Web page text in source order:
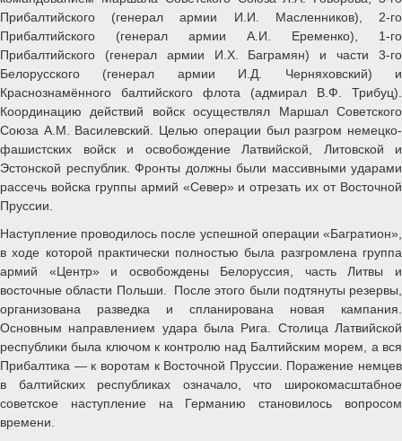
Прибалтийского (генерал армии И.И. Масленников), 2-го
Прибалтийского (генерал армии А.И. Еременко), 1-го
Прибалтийского (генерал армии И.X. Баграмян) и части 3-го
Белорусского (генерал армии И.Д. Черняховский) и
Краснознамённого балтийского флота (адмирал В.Ф. Трибуц).
Координацию действий войск осуществлял Маршал Советского
Союза А.М. Василевский. Целью операции был разгром немецко-
фашистских войск и освобождение Латвийской, Литовской и
Эстонской республик. Фронты должны были массивными ударами
рассечь войска группы армий «Север» и отрезать их от Восточной
Пруссии.
Наступление проводилось после успешной операции «Багратион»,
в ходе которой практически полностью была разгромлена группа
армий «Центр» и освобождены Белоруссия, часть Литвы и
восточные области Польши. После этого были подтянуты резервы,
организована разведка и спланирована новая кампания.
Основным направлением удара была Рига. Столица Латвийской
республики была ключом к контролю над Балтийским морем, а вся
Прибалтика — к воротам к Восточной Пруссии. Поражение немцев
в балтийских республиках означало, что широкомасштабное
советское наступление на Германию становилось вопросом
времени.